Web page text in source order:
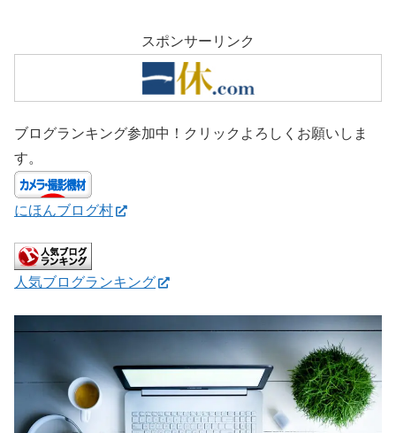
スポンサーリンク
ブログランキング参加中！クリックよろしくお願いしま
す。
にほんブログ村
人気ブログランキング